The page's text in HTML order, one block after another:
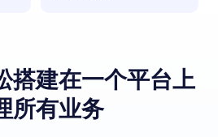
搭建在⼀个平台上
所有业务